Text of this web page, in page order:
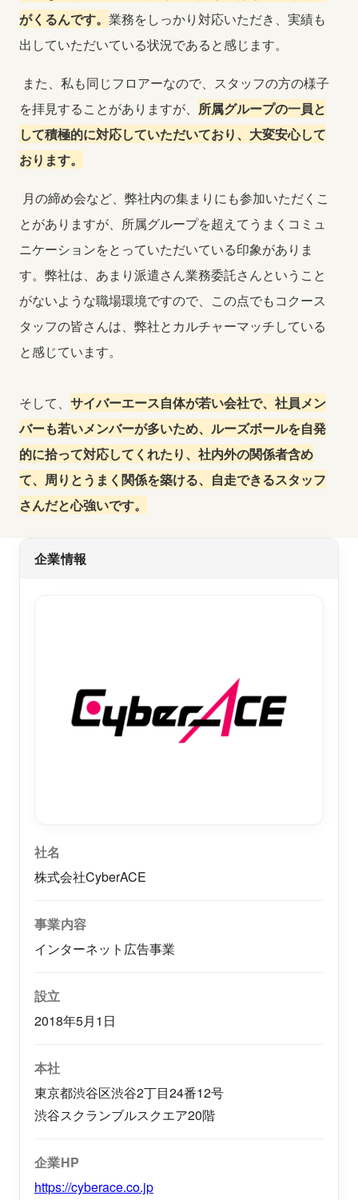
がくるんです。業務をしっかり対応いただき、実績も
出していただいている状況であると感じます。
また、私も同じフロアーなので、スタッフの方の様子
を拝見することがありますが、 所属グループの一員と
して積極的に対応していただいており、大変安心して
おります。
月の締め会など、弊社内の集まりにも参加いただくこ
とがありますが、所属グループを超えてうまくコミュ
ニケーションをとっていただいている印象がありま
す。弊社は、あまり派遣さん業務委託さんということ
がないような職場環境ですので、この点でもコクース
タッフの皆さんは、弊社とカルチャーマッチしている
と感じています。
そして、 サイバーエース自体が若い会社で、社員メン
バーも若いメンバーが多いため、ルーズボールを自発
的に拾って対応してくれたり、社内外の関係者含め
て、周りとうまく関係を築ける、自走できるスタッフ
さんだと心強いです。
企業情報
社名
株式会社CyberACE
事業内容
インターネット広告事業
設立
2018年5月1日
本社
東京都渋谷区渋谷2丁目24番12号
渋谷スクランブルスクエア20階
企業HP
https://cyberace.co.jp